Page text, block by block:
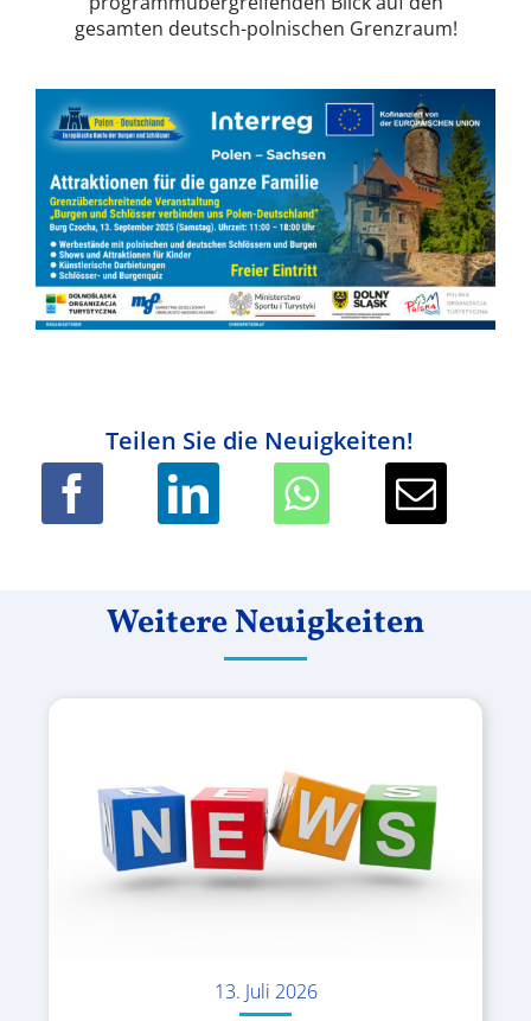
gesamten deutsch-polnischen Grenzraum!
Teilen Sie die Neuigkeiten!
Weitere Neuigkeiten
13. Juli 2026